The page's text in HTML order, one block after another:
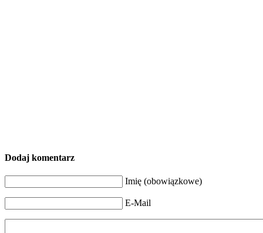
Dodaj komentarz
Imię (obowiązkowe)
E-Mail